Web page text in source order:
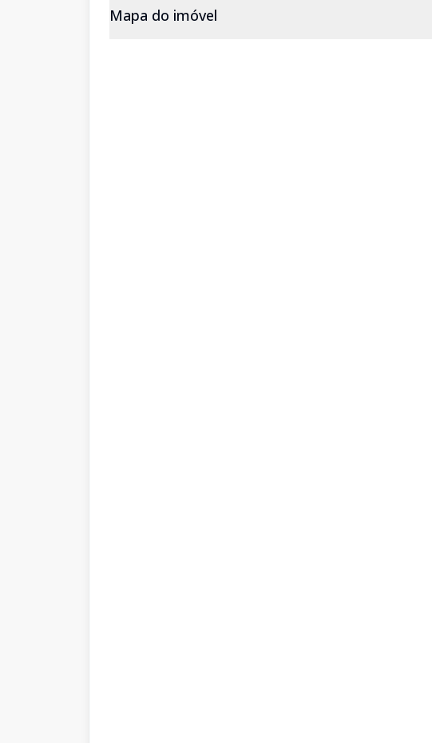
Mapa do imóvel